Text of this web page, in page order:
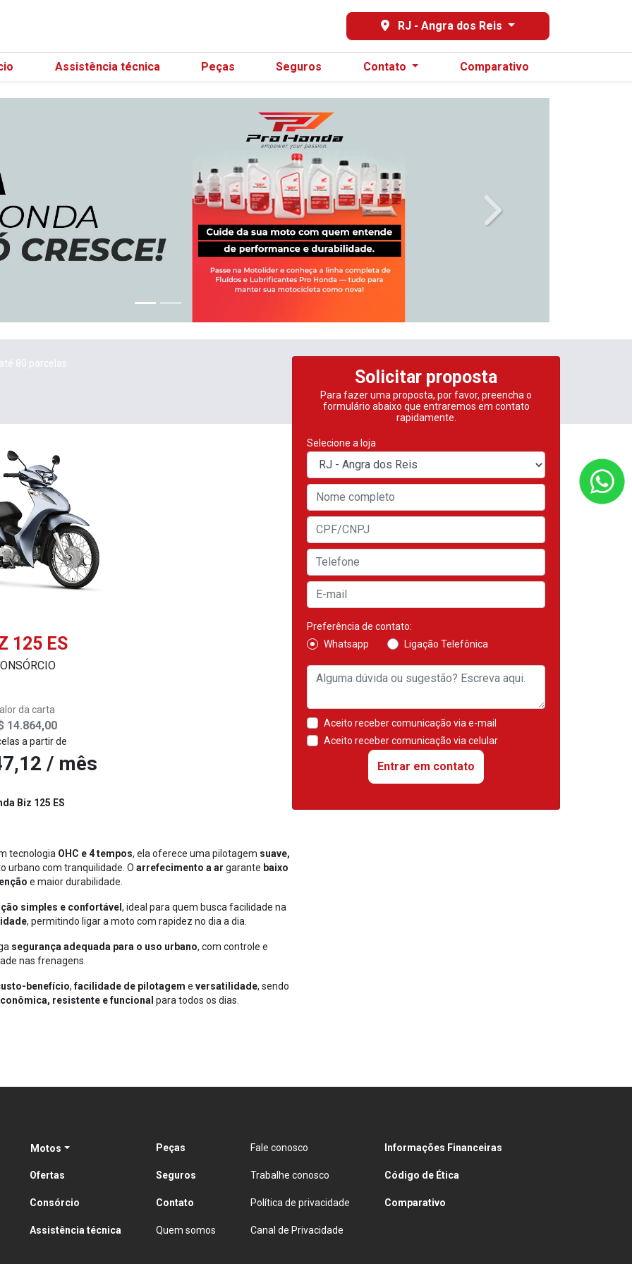
RJ - Angra dos Reis
Assistência técnica Peças Seguros Contato Comparativo
templates.template-
80 parcelas
125 ES
da carta
14.864,00
a partir de
/ mês
Biz 125 ES
tecnologia OHC e 4 tempos, ela oferece uma pilotagem suave,
urbano com tranquilidade. O arrefecimento a ar garante baixo
e maior durabilidade.
simples e confortável , ideal para quem busca facilidade na
, permitindo ligar a moto com rapidez no dia a dia.
segurança adequada para o uso urbano, com controle e
nas frenagens.
benefício,facilidade de pilotagem e versatilidade, sendo
resistente e funcional para todos os dias.
Solicitar proposta
Para fazer uma proposta, por favor, preencha o
formulário abaixo que entraremos em contato
rapidamente.
Selecione a loja
Preferência de contato:
Whatsapp
Ligação Telefônica
Aceito receber comunicação via e-mail
Aceito receber comunicação via celular
Entrar em contato
Motos
Ofertas
Consórcio
Assistência técnica
Peças
Seguros
Contato
Quem somos
Fale conosco
Trabalhe conosco
Política de privacidade
Canal de Privacidade
Informações Financeiras
Código de Ética
Comparativo